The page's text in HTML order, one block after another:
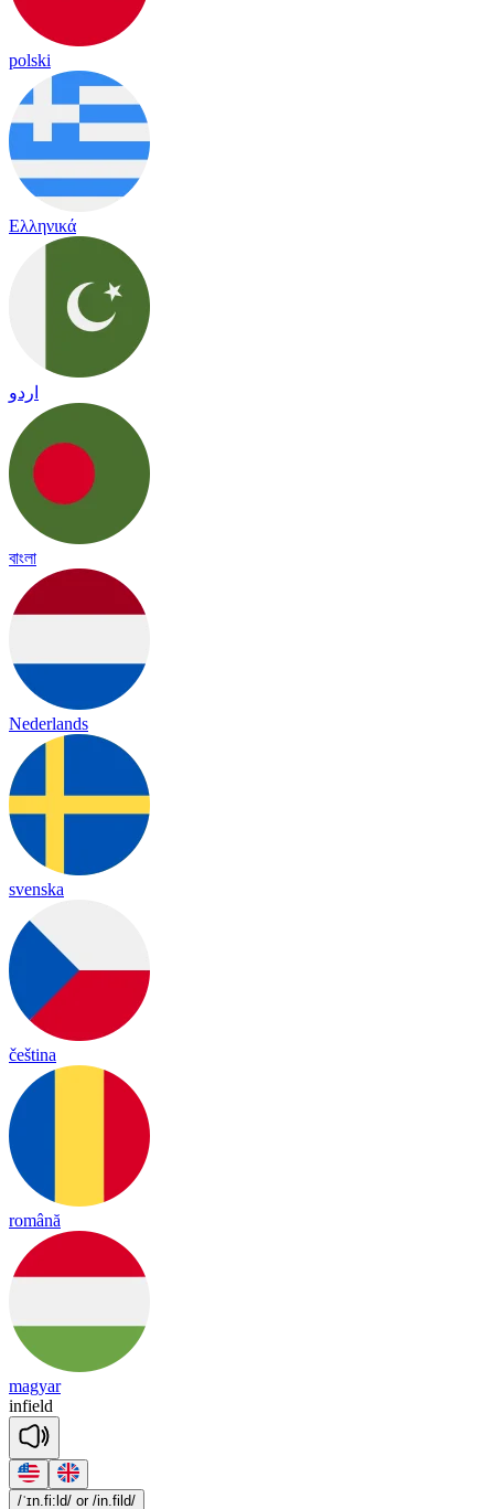
polski
Ελληνικά
اردو
বাংলা
Nederlands
svenska
čeština
română
magyar
infield
/ˈɪn.fi:ld/ or /in.fild/